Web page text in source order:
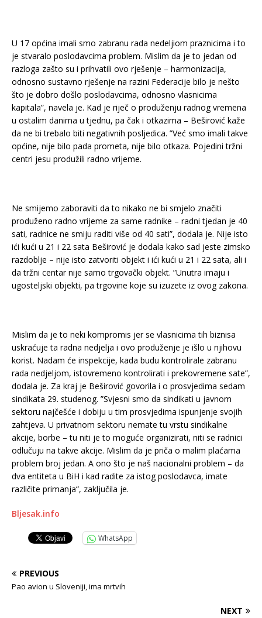
U 17 općina imali smo zabranu rada nedeljiom praznicima i to
je stvaralo poslodavcima problem. Mislim da je to jedan od
razloga zašto su i prihvatili ovo rješenje – harmonizacija,
odnosno sustavno rješenje na razini Federacije bilo je nešto
što je dobro došlo poslodavcima, odnosno vlasnicima
kapitala”, navela je. Kad je riječ o produženju radnog vremena
u ostalim danima u tjednu, pa čak i otkazima – Beširović kaže
da ne bi trebalo biti negativnih posljedica. ”Već smo imali takve
općine, nije bilo pada prometa, nije bilo otkaza. Pojedini tržni
centri jesu produžili radno vrijeme.
Ne smijemo zaboraviti da to nikako ne bi smjelo značiti
produženo radno vrijeme za same radnike – radni tjedan je 40
sati, radnice ne smiju raditi više od 40 sati”, dodala je. Nije isto
ići kući u 21 i 22 sata Beširović je dodala kako sad jeste zimsko
razdoblje – nije isto zatvoriti objekt i ići kući u 21 i 22 sata, ali i
da tržni centar nije samo trgovački objekt. ”Unutra imaju i
ugosteljski objekti, pa trgovine koje su izuzete iz ovog zakona.
Mislim da je to neki kompromis jer se vlasnicima tih biznisa
uskraćuje ta radna nedjelja i ovo produženje je išlo u njihovu
korist. Nadam će inspekcije, kada budu kontrolirale zabranu
rada nedjeljom, istovremeno kontrolirati i prekovremene sate”,
dodala je. Za kraj je Beširović govorila i o prosvjedima sedam
sindikata 29. studenog. ”Svjesni smo da sindikati u javnom
sektoru najčešće i dobiju u tim prosvjedima ispunjenje svojih
zahtjeva. U privatnom sektoru nemate tu vrstu sindikalne
akcije, borbe – tu niti je to moguće organizirati, niti se radnici
odlučuju na takve akcije. Mislim da je priča o malim plaćama
problem broj jedan. A ono što je naš nacionalni problem – da
dva entiteta u BiH i kad radite za istog poslodavca, imate
različite primanja“, zaključila je.
Bljesak.info
WhatsApp
PREVIOUS
Pao avion u Sloveniji, ima mrtvih
NEXT